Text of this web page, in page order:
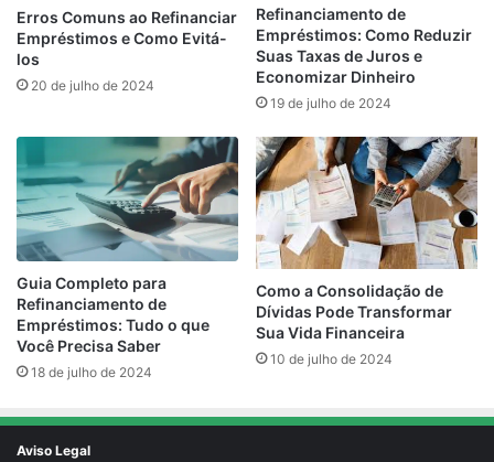
Erros Comuns ao Refinanciar
Empréstimos e Como Evitá-
los
20 de julho de 2024
Refinanciamento de
Empréstimos: Como Reduzir
Suas Taxas de Juros e
Economizar Dinheiro
19 de julho de 2024
Guia Completo para
Refinanciamento de
Empréstimos: Tudo o que
Você Precisa Saber
18 de julho de 2024
Como a Consolidação de
Dívidas Pode Transformar
Sua Vida Financeira
10 de julho de 2024
Aviso Legal